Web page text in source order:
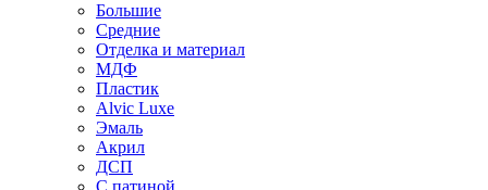
Большие
Средние
Отделка и материал
МДФ
Пластик
Alvic Luxe
Эмаль
Акрил
ДСП
С патиной